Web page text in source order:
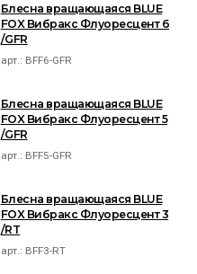
Блесна вращающаяся BLUE
FOX Вибракс Флуоресцент 6
/GFR
арт.: BFF6-GFR
Блесна вращающаяся BLUE
FOX Вибракс Флуоресцент 5
/GFR
арт.: BFF5-GFR
Блесна вращающаяся BLUE
FOX Вибракс Флуоресцент 3
/RT
арт.: BFF3-RT